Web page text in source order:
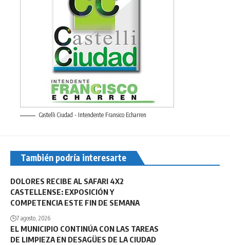
Castelli Ciudad - Intendente Fransico Echarren
También podría interesarte
DOLORES RECIBE AL SAFARI 4X2
CASTELLENSE: EXPOSICIÓN Y
COMPETENCIA ESTE FIN DE SEMANA
7 agosto, 2026
EL MUNICIPIO CONTINÚA CON LAS TAREAS
DE LIMPIEZA EN DESAGÜES DE LA CIUDAD